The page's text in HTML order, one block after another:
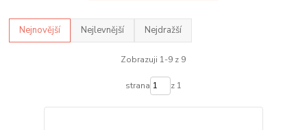
Nejnovější Nejlevnější Nejdražší
Zobrazuji 1-9 z 9
strana z 1